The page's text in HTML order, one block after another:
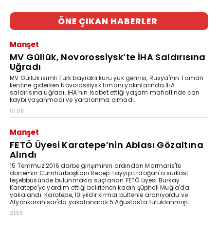
ÖNE ÇIKAN HABERLER
Manşet
MV Güllük, Novorossiysk’te İHA Saldırısına
Uğradı
MV Güllük isimli Türk bayraklı kuru yük gemisi, Rusya'nın Taman
kentine giderken Novorossiysk Limanı yakınlarında İHA
saldırısına uğradı. İHA'nın isabet ettiği yaşam mahallinde can
kaybı yaşanmadı ve yaralanma olmadı.
01:08
Manşet
FETÖ Üyesi Karatepe’nin Ablası Gözaltına
Alındı
15 Temmuz 2016 darbe girişiminin ardından Marmaris'te
dönemin Cumhurbaşkanı Recep Tayyip Erdoğan'a suikast
teşebbüsünde bulunmakla suçlanan FETÖ üyesi Burkay
Karatepe'ye yardım ettiği belirlenen kadın şüpheli Muğla'da
yakalandı. Karatepe, 10 yıldır kırmızı bültenle aranıyordu ve
Afyonkarahisar'da yakalanarak 5 Ağustos'ta tutuklanmıştı.
21:59